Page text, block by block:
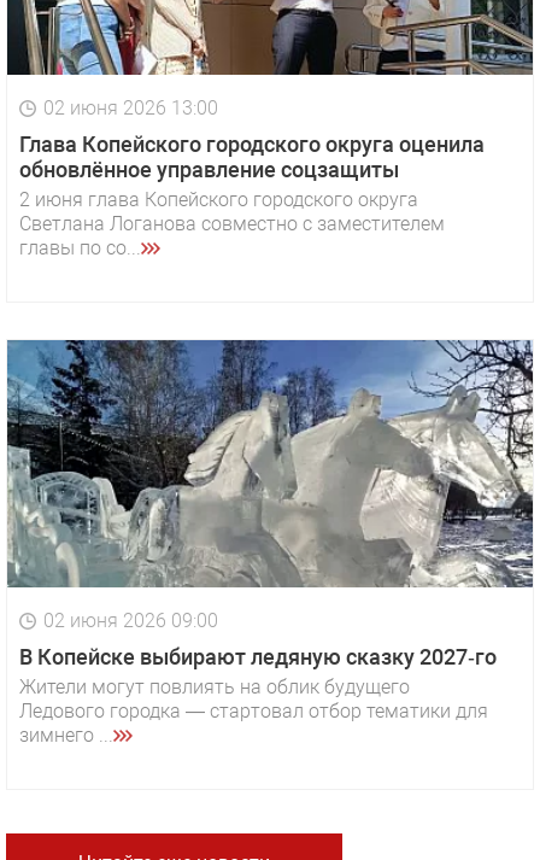
02 июня 2026 13:00
Глава Копейского городского округа оценила
обновлённое управление соцзащиты
2 июня глава Копейского городского округа
Светлана Логанова совместно с заместителем
главы по со...
02 июня 2026 09:00
В Копейске выбирают ледяную сказку 2027‑го
Жители могут повлиять на облик будущего
Ледового городка — стартовал отбор тематики для
зимнего ...